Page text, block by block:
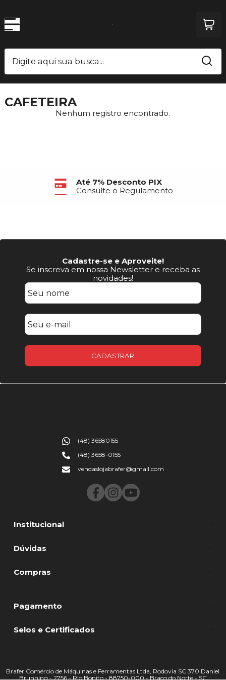
CAFETEIRA
Nenhum registro encontrado.
Até 7% Desconto PIX
Consulte o Regulamento
Cadastre-se e Aproveite!
Se inscreva em nossa Newsletter e receba as
novidades!
CADASTRAR
Institucional
Dúvidas
Compras
(48) 36580155
(48) 3658-0155
vendaslojabrafer@gmail.com
Pagamento
Selos e Certificados
Brafer Comércio de Máquinas e Ferramentas Ltda, Rodovia SC 370 Daniel
Brunning - 2756 - Rio Bonito - 88750-000 - Braço do Norte - SC